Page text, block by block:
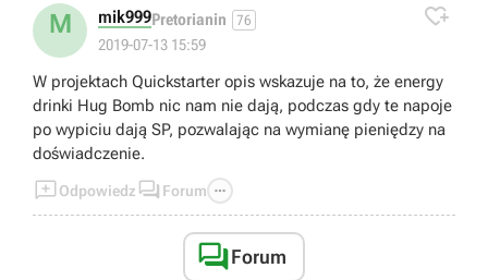
M mik999Pretorianin 76
2019-07-13 15:59

W projektach Quickstarter opis wskazuje na to, że energy
drinki Hug Bomb nic nam nie dają, podczas gdy te napoje
po wypiciu dają SP, pozwalając na wymianę pieniędzy na
doświadczenie.
Odpowiedz  Forum 
Forum